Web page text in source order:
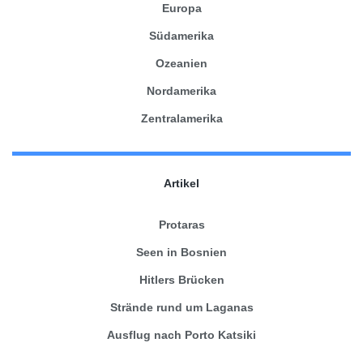
Europa
Südamerika
Ozeanien
Nordamerika
Zentralamerika
Artikel
Protaras
Seen in Bosnien
Hitlers Brücken
Strände rund um Laganas
Ausflug nach Porto Katsiki